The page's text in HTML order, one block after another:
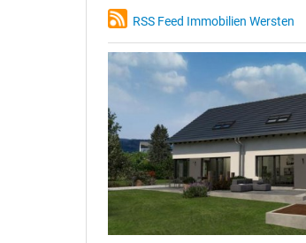
RSS Feed Immobilien Wersten